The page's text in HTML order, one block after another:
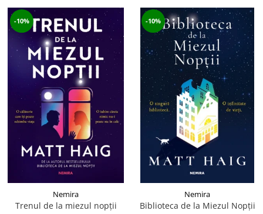
-10%
Nemira
Trenul de la miezul nopții
-10%
Nemira
Biblioteca de la Miezul Nopții